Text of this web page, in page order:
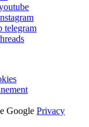
telegram
Google Privacy